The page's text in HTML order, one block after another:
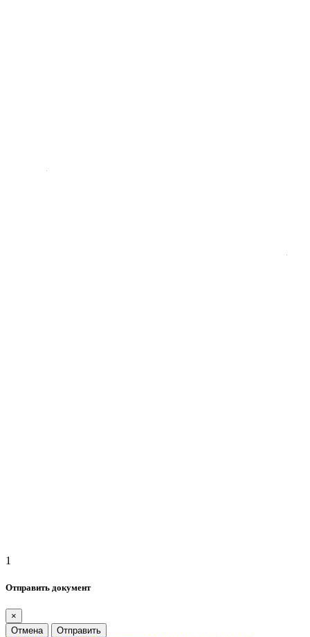
1
Отправить документ
×
Отмена
Отправить